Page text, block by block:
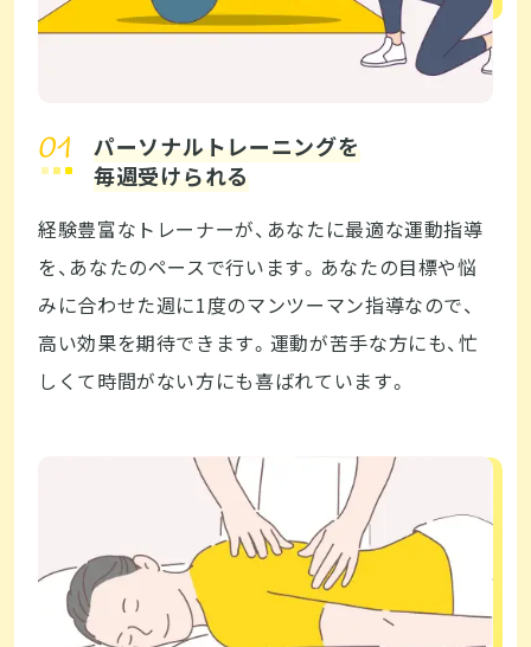
パーソナルトレーニングを
毎週受けられる
経験豊富なトレーナーが、あなたに最適な運動指導
を、あなたのペースで行います。あなたの目標や悩
みに合わせた週に1度のマンツーマン指導なので、
高い効果を期待できます。運動が苦手な方にも、忙
しくて時間がない方にも喜ばれています。